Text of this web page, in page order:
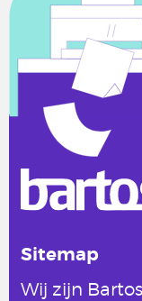
Sitemap
Wij zijn